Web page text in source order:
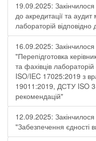
19.09.2025:
до акредитації та аудит
лабораторій
16.09.2025:
"Перепідготовка
та фахівців
ISO/IEC 17025:2019 з
19011:2019, ДСТУ ISO
рекомендацій"
12.09.2025:
"Забезпечення єдності